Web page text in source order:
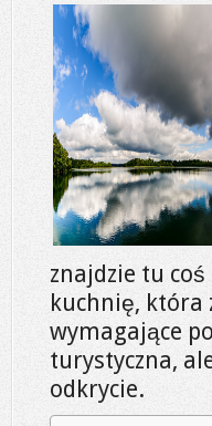
znajdzie tu
kuchnię, która
wymagające
turystyczna,
odkrycie.